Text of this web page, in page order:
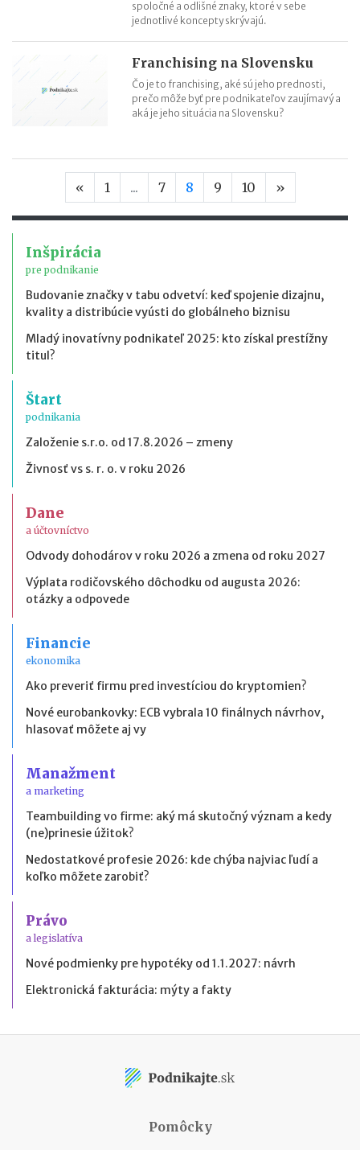
spoločné a odlišné znaky, ktoré v sebe
jednotlivé koncepty skrývajú.
Franchising na Slovensku
Čo je to franchising, aké sú jeho prednosti,
prečo môže byť pre podnikateľov zaujímavý a
aká je jeho situácia na Slovensku?
«Predchádzajúca strana
1 ... 7 8 9 10 »
Inšpirácia
pre podnikanie
Budovanie značky v tabu odvetví: keď spojenie dizajnu,
kvality a distribúcie vyústi do globálneho biznisu
Mladý inovatívny podnikateľ 2025: kto získal prestížny
titul?
Štart
podnikania
Založenie s.r.o. od 17.8.2026 – zmeny
Živnosť vs s. r. o. v roku 2026
Dane
a účtovníctvo
Odvody dohodárov v roku 2026 a zmena od roku 2027
Výplata rodičovského dôchodku od augusta 2026:
otázky a odpovede
Financie
ekonomika
Ako preveriť firmu pred investíciou do kryptomien?
Nové eurobankovky: ECB vybrala 10 finálnych návrhov,
hlasovať môžete aj vy
Manažment
a marketing
Teambuilding vo firme: aký má skutočný význam a kedy
(ne)prinesie úžitok?
Nedostatkové profesie 2026: kde chýba najviac ľudí a
koľko môžete zarobiť?
Právo
a legislatíva
Nové podmienky pre hypotéky od 1.1.2027: návrh
Elektronická fakturácia: mýty a fakty
Pomôcky